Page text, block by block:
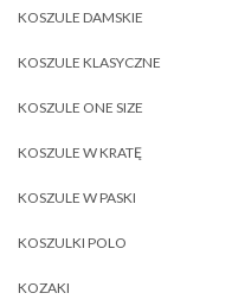
KOSZULE DAMSKIE
KOSZULE KLASYCZNE
KOSZULE ONE SIZE
KOSZULE W KRATĘ
KOSZULE W PASKI
KOSZULKI POLO
KOZAKI